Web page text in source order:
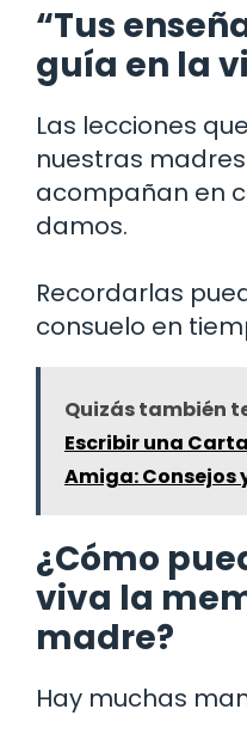
“Tus
guía en la
Las lecciones
nuestras
acompañan en
damos.
Recordarlas
consuelo en
Quizás también
Escribir una
Amiga: Consejos
¿Cómo
viva la
madre?
Hay muchas